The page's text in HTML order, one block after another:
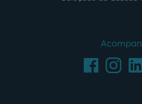
FacebookInstagram